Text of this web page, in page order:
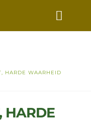
HARDE WAARHEID
HARDE